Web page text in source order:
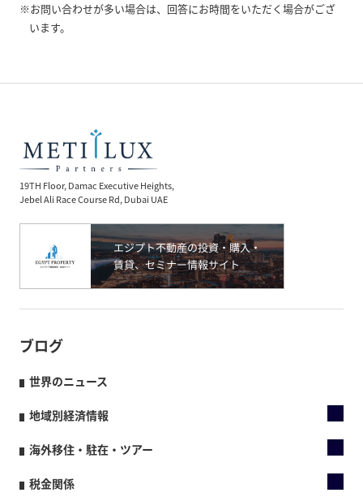
※お問い合わせが多い場合は、回答にお時間をいただく場合がござ
います。
19TH Floor, Damac Executive Heights,
Jebel Ali Race Course Rd, Dubai UAE
ブログ
世界のニュース
地域別経済情報
海外移住・駐在・ツアー
税金関係